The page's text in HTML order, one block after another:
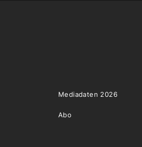
Mediadaten 2026
Abo